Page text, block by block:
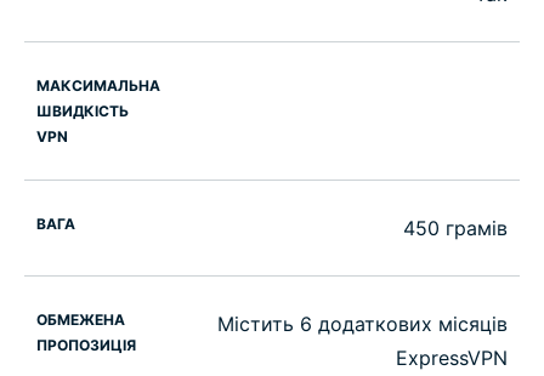
МАКСИМАЛЬНА
ШВИДКІСТЬ
VPN
ВАГА 450 грамів
ОБМЕЖЕНА
ПРОПОЗИЦІЯ
Містить 6 додаткових місяців
ExpressVPN